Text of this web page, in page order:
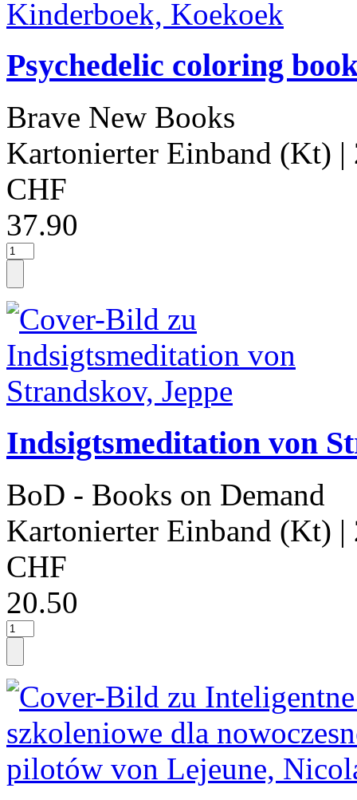
Psychedelic coloring
Brave New Books
Kartonierter Einband (Kt) |
CHF
37.90
Indsigtsmeditation von
BoD - Books on Demand
Kartonierter Einband (Kt) |
CHF
20.50